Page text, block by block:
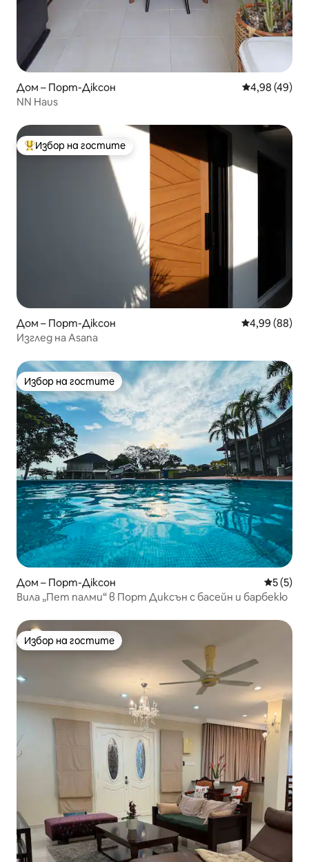
Дом – Порт-Діксон Средна
4,98 (49)
NN Haus
Най-популярен избор на гостите
Избор на гостите
Дом – Порт-Діксон Средна
4,99 (88)
Изглед на Asana
Избор на гостите
Избор на гостите
Дом – Порт-Діксон Средна
5 (5)
Вила „Пет палми“ в Порт Диксън с басейн и барбекю
Избор на гостите
Избор на гостите